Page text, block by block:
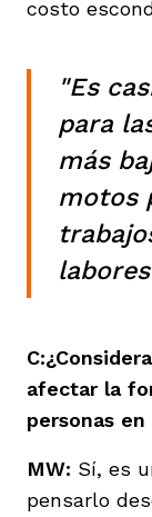
costo
"Es
para
más
motos
afectar la
personas
MW: Sí, es
pensarlo